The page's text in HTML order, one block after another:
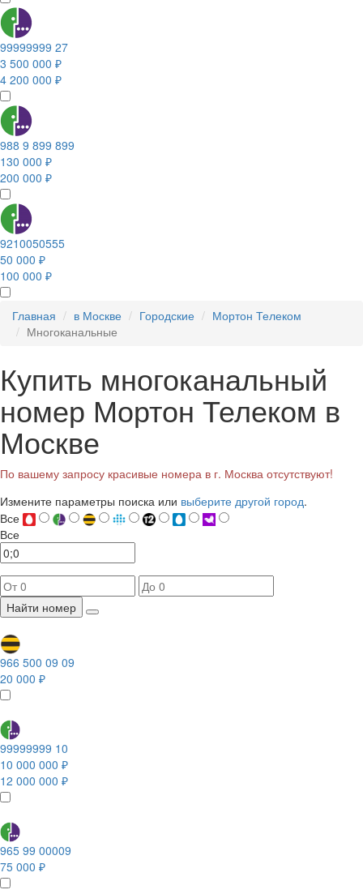
99999999 27
3 500 000 ₽
4 200 000 ₽
988 9 899 899
130 000 ₽
200 000 ₽
9210050555
50 000 ₽
100 000 ₽
Главная в Москве Городские
Мортон Телеком
Многоканальные
Купить многоканальный
номер Мортон Телеком в
Москве
По вашему запросу красивые номера в г. Москва отсутствуют!
Измените параметры поиска или выберите другой город.
Все
Все
Найти номер
966 500 09 09
20 000 ₽
99999999 10
10 000 000 ₽
12 000 000 ₽
965 99 00009
75 000 ₽